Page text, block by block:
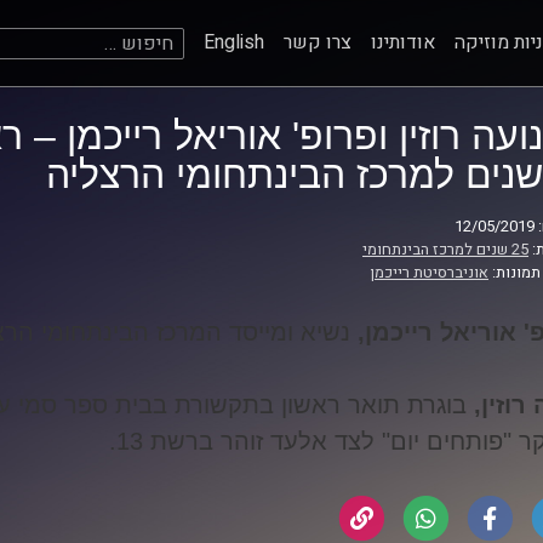
מוזיקה אודותינו צרו קשר English חיפוש:
שנים למרכז הבינתחומי הרצליה
25 שנים למרכז הבינתחומי
אוניברסיטת רייכמן
אוריאל רייכמן, נשיא ומייסד המרכז הבינתחומי
רוזין, בוגרת תואר ראשון בתקשורת בבית ספר סמי
"פותחים יום" לצד אלעד זוהר ברשת 13
.